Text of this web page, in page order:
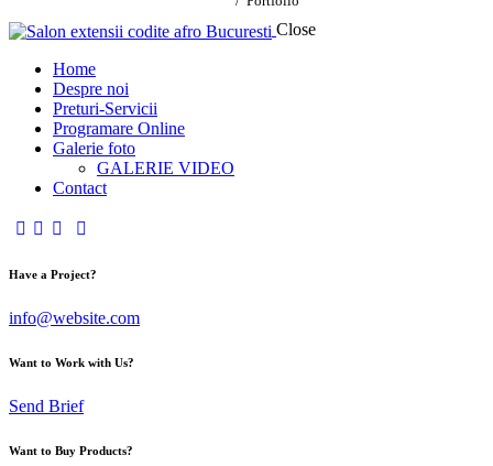
Close
Home
Despre noi
Preturi-Servicii
Programare Online
Galerie foto
GALERIE VIDEO
Contact
Have a Project?
info@website.com
Want to Work with Us?
Send Brief
Want to Buy Products?